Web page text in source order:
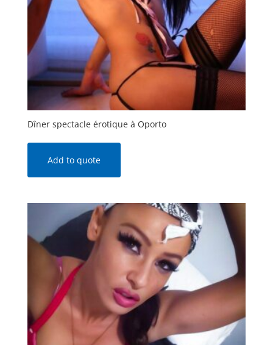
Dîner spectacle érotique à Oporto
Add to quote